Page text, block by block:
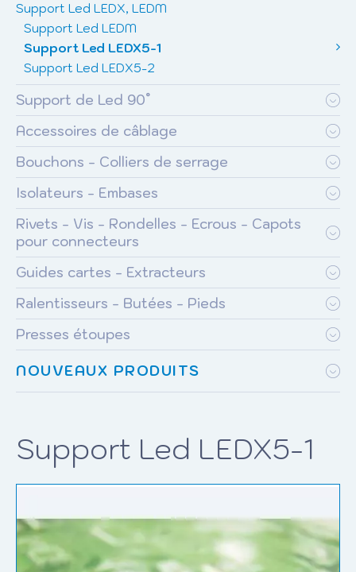
Support Led LEDX, LEDM
Support Led LEDM
Support Led LEDX5-1
Support Led LEDX5-2
Support de Led 90°
Accessoires de câblage
Bouchons - Colliers de serrage
Isolateurs - Embases
Rivets - Vis - Rondelles - Ecrous - Capots
pour connecteurs
Guides cartes - Extracteurs
Ralentisseurs - Butées - Pieds
Presses étoupes
NOUVEAUX PRODUITS
Support Led LEDX5-1